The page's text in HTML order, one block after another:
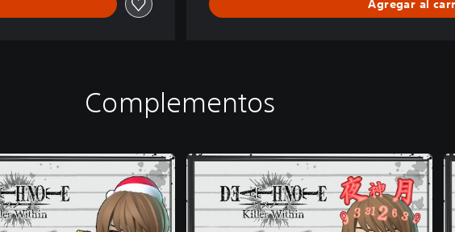
Agregar al
Complementos